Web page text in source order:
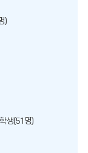
)
생(51명)